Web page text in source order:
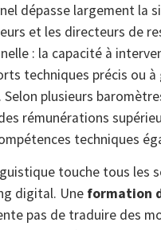
dépasse largement la
et les directeurs de
: la capacité à
techniques précis ou
plusieurs
rémunérations
techniques
touche tous les
digital. Une formation
pas de traduire des